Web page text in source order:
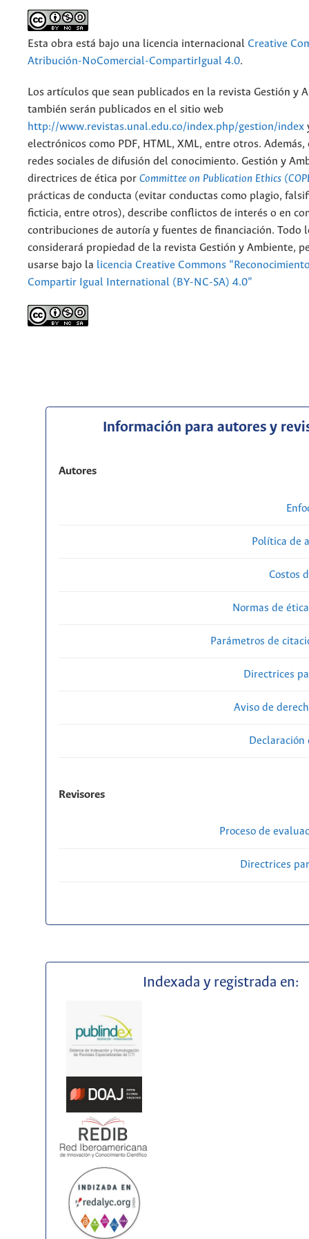
Esta obra está bajo una licencia internacional Creative
Atribución-NoComercial-CompartirIgual 4.0.
Los artículos que sean publicados en la revista Gestión y
también serán publicados en el sitio web
http://www.revistas.unal.edu.co/index.php/gestion/index
electrónicos como PDF, HTML, XML, entre otros.
redes sociales de difusión del conocimiento. Gestión y
directrices de ética por Committee on Publication Ethics
prácticas de conducta (evitar conductas como plagio,
ficticia, entre otros), describe conflictos de interés o en
contribuciones de autoría y fuentes de financiación. Todo
considerará propiedad de la revista Gestión y Ambiente,
usarse bajo la licencia Creative Commons
Compartir Igual International (BY-NC-SA) 4.0”
Información para autores y
Autores
Política de
Costos
Normas de
Parámetros de
Directrices
Aviso de
Revisores
Proceso de
Directrices
Indexada y registrada en: